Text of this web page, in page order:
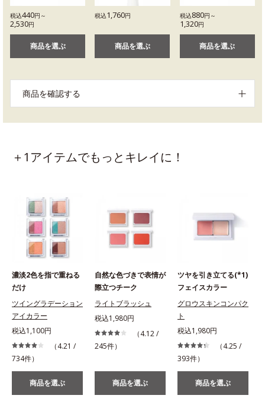
税込440円～
2,530円
商品を選ぶ
税込1,760円
商品を選ぶ
税込880円～
1,320円
商品を選ぶ
商品を確認する
＋1アイテムでもっとキレイに！
濃淡2色を指で重ねる
だけ
ツイングラデーション
アイカラー
税込1,100円
（4.21 /
734件）
商品を選ぶ
自然な色づきで表情が
際立つチーク
ライトブラッシュ
税込1,980円
（4.12 /
245件）
商品を選ぶ
ツヤを引き立てる(*1)
フェイスカラー
グロウスキンコンパク
ト
税込1,980円
（4.25 /
393件）
商品を選ぶ